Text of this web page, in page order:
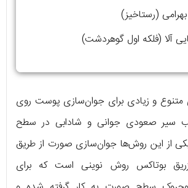
(رستاخیز)
آلا (فلکه اول گوهردشت)
متنوع و زیادی برای جوان‌سازی پوست روی
سیر صعودی جوانی و شادابی در سطح
از این روش‌ها جوان‌سازی صورت از طریق
بوتاکس روش نوینی است که برای